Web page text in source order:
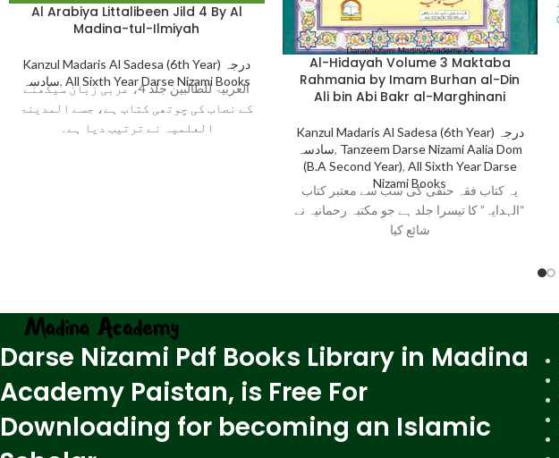
Al Arabiya Littalibeen Jild 4 By Al
Madina-tul-Ilmiyah
Kanzul Madaris Al Sadesa (6th Year) درجہ
سادسہ,All Sixth Year Darse Nizami Books
العربیۃ للطالبین جلد 4، عربی زبان سیکھنے
کے نصاب کی چوتھی کتاب ہے، جسے المدینۃ
العلمیہ نے ترتیب دیا ہے۔
Al-Hidayah Volume 3 Maktaba
Rahmania by Imam Burhan al-Din
Ali bin Abi Bakr al-Marghinani
Kanzul Madaris Al Sadesa (6th Year) درجہ
سادسہ, Tanzeem Darse Nizami Aalia Dom
(B.A Second Year), All Sixth Year Darse
Nizami Books
یہ کتاب فقہ حنفی کی سب سے معتبر کتاب
“الہدایہ” کا تیسرا جلد ہے جو مکتبہ رحمانیہ نے
شائع کیا
Darse Nizami Pdf Books Library in Madina
Academy Paistan, is Free For
Downloading for becoming an Islamic